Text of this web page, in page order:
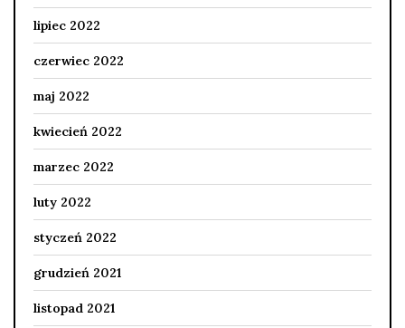
lipiec 2022
czerwiec 2022
maj 2022
kwiecień 2022
marzec 2022
luty 2022
styczeń 2022
grudzień 2021
listopad 2021